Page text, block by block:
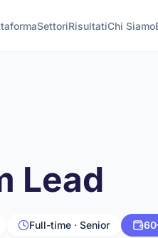
SettoriRisultatiChi Siamo
Lead
Full-time · Senior